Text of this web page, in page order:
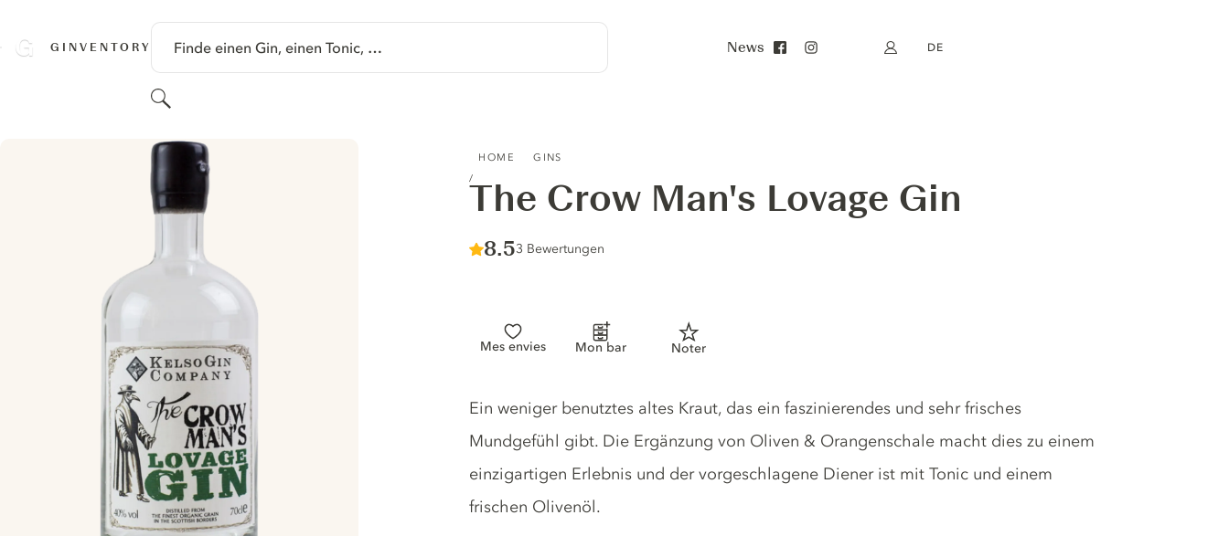
GINVENTORY Finde einen Gin, einen Tonic, …
Suchen
News Mein Konto
DE
HOME GINS
The Crow Man's Lovage Gin
Score :
8.5/ 10
3 Bewertungen
Mes envies Mon bar Noter
Gin description
Ein weniger benutztes altes Kraut, das ein faszinierendes und sehr frisches
Mundgefühl gibt. Die Ergänzung von Oliven & Orangenschale macht dies zu einem
einzigartigen Erlebnis und der vorgeschlagene Diener ist mit Tonic und einem
frischen Olivenöl.